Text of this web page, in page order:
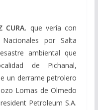
CURA, que vería con
por Salta
ambiental que
de Pichanal,
un derrame petrolero
Lomas de Olmedo
Petroleum S.A.